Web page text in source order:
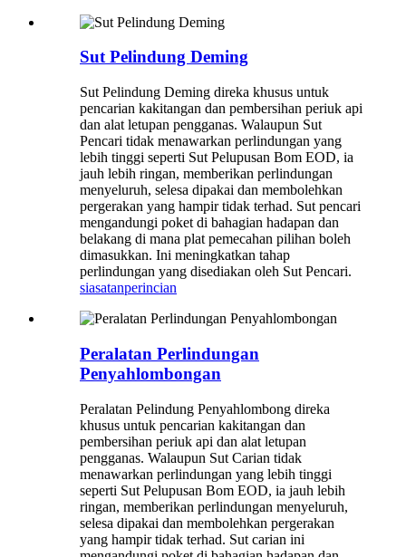
Sut Pelindung Deming
Sut Pelindung Deming direka khusus untuk
pencarian kakitangan dan pembersihan periuk api
dan alat letupan pengganas. Walaupun Sut
Pencari tidak menawarkan perlindungan yang
lebih tinggi seperti Sut Pelupusan Bom EOD, ia
jauh lebih ringan, memberikan perlindungan
menyeluruh, selesa dipakai dan membolehkan
pergerakan yang hampir tidak terhad. Sut pencari
mengandungi poket di bahagian hadapan dan
belakang di mana plat pemecahan pilihan boleh
dimasukkan. Ini meningkatkan tahap
perlindungan yang disediakan oleh Sut Pencari.
siasatanperincian
Peralatan Perlindungan
Penyahlombongan
Peralatan Pelindung Penyahlombong direka
khusus untuk pencarian kakitangan dan
pembersihan periuk api dan alat letupan
pengganas. Walaupun Sut Carian tidak
menawarkan perlindungan yang lebih tinggi
seperti Sut Pelupusan Bom EOD, ia jauh lebih
ringan, memberikan perlindungan menyeluruh,
selesa dipakai dan membolehkan pergerakan
yang hampir tidak terhad. Sut carian ini